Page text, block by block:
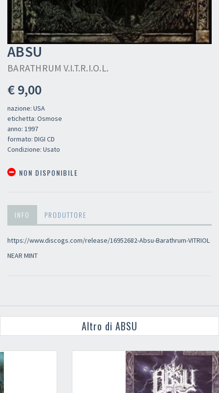
ABSU
BARATHRUM V.I.T.R.I.O.L.
€ 9,00
nazione: USA
etichetta: Osmose
anno: 1997
formato: DIGI CD
Condizione: Usato
NON DISPONIBILE
INFO PRODUTTORE
https://www.discogs.com/release/16952682-Absu-Barathrum-VITRIOL
NEAR MINT
Altro di ABSU